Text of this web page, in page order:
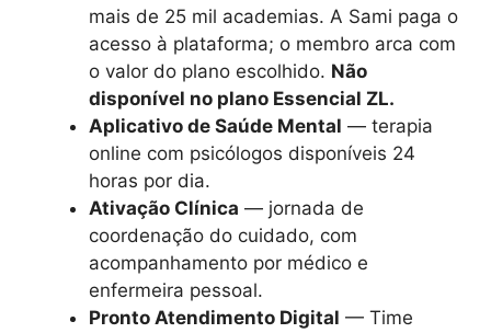
mais de 25 mil academias. A Sami paga o
acesso à plataforma; o membro arca com
o valor do plano escolhido. Não
disponível no plano Essencial ZL.
Aplicativo de Saúde Mental — terapia
online com psicólogos disponíveis 24
horas por dia.
Ativação Clínica — jornada de
coordenação do cuidado, com
acompanhamento por médico e
enfermeira pessoal.
Pronto Atendimento Digital — Time